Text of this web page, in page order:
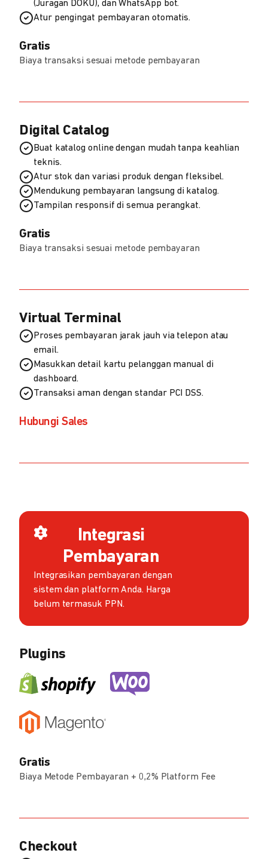
(Juragan DOKU), dan WhatsApp bot.
Atur pengingat pembayaran otomatis.
Gratis
Biaya transaksi sesuai metode pembayaran
Digital Catalog
Buat katalog online dengan mudah tanpa keahlian
teknis.
Atur stok dan variasi produk dengan fleksibel.
Mendukung pembayaran langsung di katalog.
Tampilan responsif di semua perangkat.
Gratis
Biaya transaksi sesuai metode pembayaran
Virtual Terminal
Proses pembayaran jarak jauh via telepon atau
email.
Masukkan detail kartu pelanggan manual di
dashboard.
Transaksi aman dengan standar PCI DSS.
Hubungi Sales
Integrasi
Pembayaran
Integrasikan pembayaran dengan
sistem dan platform Anda. Harga
belum termasuk PPN.
Plugins
Gratis
Biaya Metode Pembayaran + 0,2% Platform Fee
Checkout